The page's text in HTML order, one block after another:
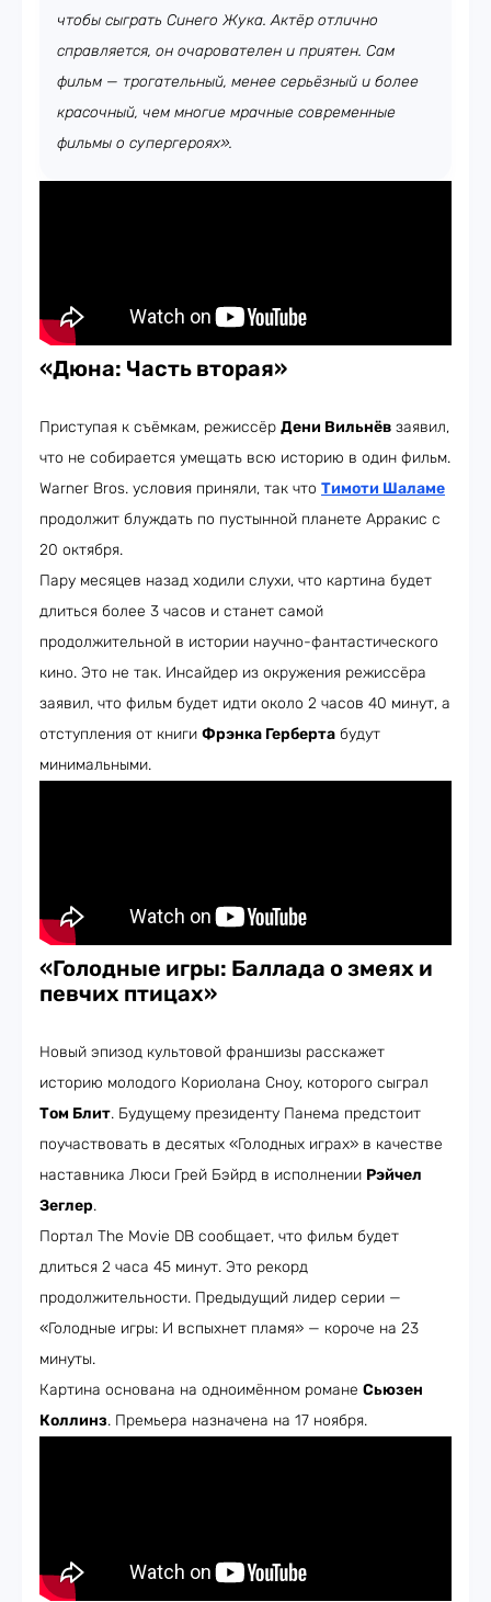
чтобы сыграть Синего Жука. Актёр отлично
справляется, он очарователен и приятен. Сам
фильм — трогательный, менее серьёзный и более
красочный, чем многие мрачные современные
фильмы о супергероях».
«Дюна: Часть вторая»
Приступая к съёмкам, режиссёр Дени Вильнёв заявил,
что не собирается умещать всю историю в один фильм.
Warner Bros. условия приняли, так что Тимоти Шаламе
продолжит блуждать по пустынной планете Арракис с
20 октября.
Пару месяцев назад ходили слухи, что картина будет
длиться более 3 часов и станет самой
продолжительной в истории научно-фантастического
кино. Это не так. Инсайдер из окружения режиссёра
заявил, что фильм будет идти около 2 часов 40 минут, а
отступления от книги Фрэнка Герберта будут
минимальными.
«Голодные игры: Баллада о змеях и
певчих птицах»
Новый эпизод культовой франшизы расскажет
историю молодого Кориолана Сноу, которого сыграл
Том Блит. Будущему президенту Панема предстоит
поучаствовать в десятых «Голодных играх» в качестве
наставника Люси Грей Бэйрд в исполнении Рэйчел
Зеглер.
Портал The Movie DB сообщает, что фильм будет
длиться 2 часа 45 минут. Это рекорд
продолжительности. Предыдущий лидер серии —
«Голодные игры: И вспыхнет пламя» — короче на 23
минуты.
Картина основана на одноимённом романе Сьюзен
Коллинз. Премьера назначена на 17 ноября.